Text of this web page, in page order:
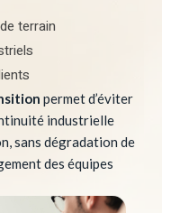
terrain
permet d’éviter
industrielle
sans dégradation de
des équipes